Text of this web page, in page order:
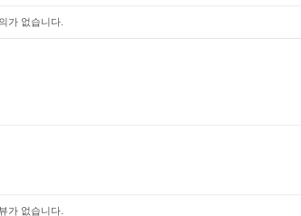
가 없습니다.
가 없습니다.